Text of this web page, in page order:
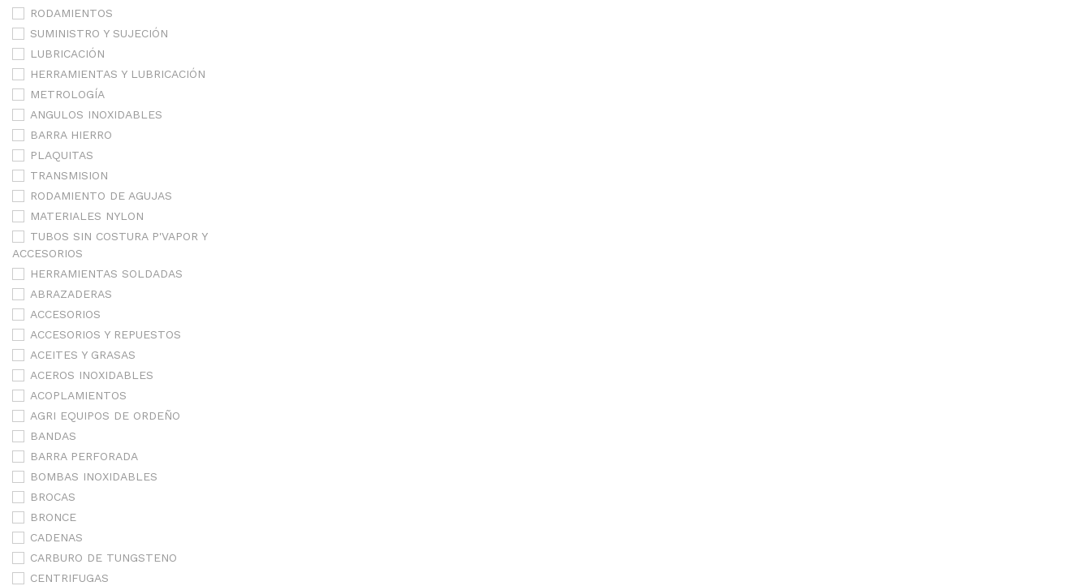
RODAMIENTOS
SUMINISTRO Y SUJECIÓN
LUBRICACIÓN
HERRAMIENTAS Y LUBRICACIÓN
METROLOGÍA
ANGULOS INOXIDABLES
BARRA HIERRO
PLAQUITAS
TRANSMISION
RODAMIENTO DE AGUJAS
MATERIALES NYLON
TUBOS SIN COSTURA P'VAPOR Y
ACCESORIOS
HERRAMIENTAS SOLDADAS
ABRAZADERAS
ACCESORIOS
ACCESORIOS Y REPUESTOS
ACEITES Y GRASAS
ACEROS INOXIDABLES
ACOPLAMIENTOS
AGRI EQUIPOS DE ORDEÑO
BANDAS
BARRA PERFORADA
BOMBAS INOXIDABLES
BROCAS
BRONCE
CADENAS
CARBURO DE TUNGSTENO
CENTRIFUGAS